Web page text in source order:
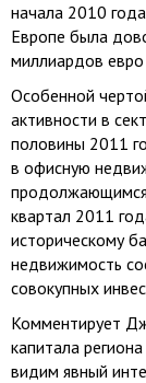
начала 2010
Европе была
миллиардов евро
Особенной
активности в
половины 2011
в офисную
продолжающимся
квартал 2011
историческому
недвижимость
совокупных
Комментирует
капитала
видим явный